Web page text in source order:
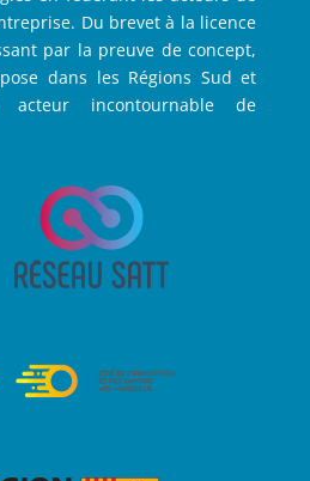
Du brevet à la licence
par la preuve de concept,
dans les Régions Sud et
incontournable de